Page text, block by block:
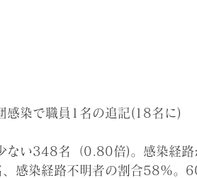
感染で職員1 名 の追記(18名 に )
ない348名（0.80倍) 。 感染経
感染経路不明者の割合58%。